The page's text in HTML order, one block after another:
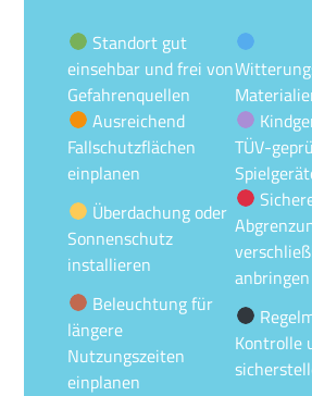
Standort gut
einsehbar und frei von
Gefahrenquellen
Ausreichend
Fallschutzflächen
einplanen
TÜV-
Überdachung oder
Sonnenschutz
installieren
anbringen
Beleuchtung für
längere
Nutzungszeiten
einplanen
Kontrolle